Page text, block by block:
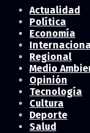
Actualidad
Política
Economía
Regional
Medio
Opinión
Tecnología
Cultura
Deporte
Salud